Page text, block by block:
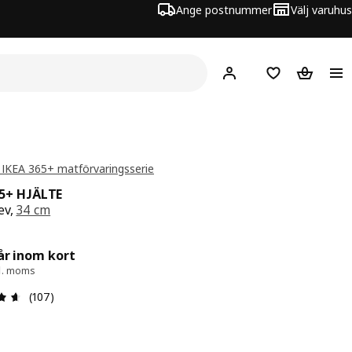
Ange postnummer Välj varuhus
Hej! Logga inInköpslistaVarukorg
365+ matförvaringsserie
HJÄLTE
34 cm
inom kort
moms
Recension: 4.6 utav 5 stjärnor. Totalt antal recensioner:
(107)